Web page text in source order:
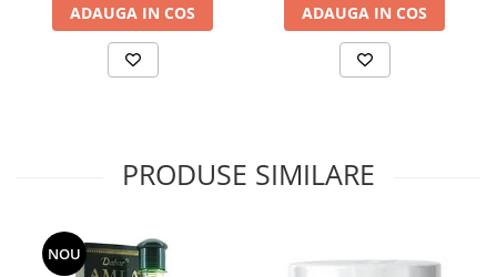
Sistemul nervos
Sistemul osos si articulatii
Sistemul respirator
Splina si pancreas
Stres
ADAUGA IN COS ADAUGA IN COS
PRODUSE SIMILARE
NOU